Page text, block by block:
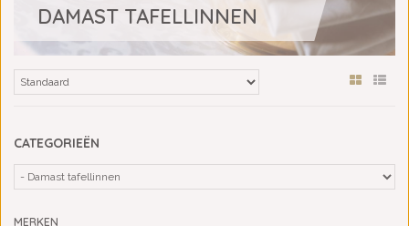
DAMAST TAFELLINNEN
CATEGORIEËN
MERKEN